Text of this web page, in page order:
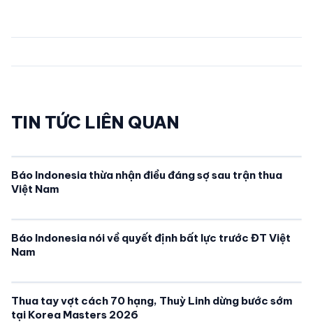
TIN TỨC LIÊN QUAN
Báo Indonesia thừa nhận điều đáng sợ sau trận thua
Việt Nam
Báo Indonesia nói về quyết định bất lực trước ĐT Việt
Nam
Thua tay vợt cách 70 hạng, Thuỳ Linh dừng bước sớm
tại Korea Masters 2026